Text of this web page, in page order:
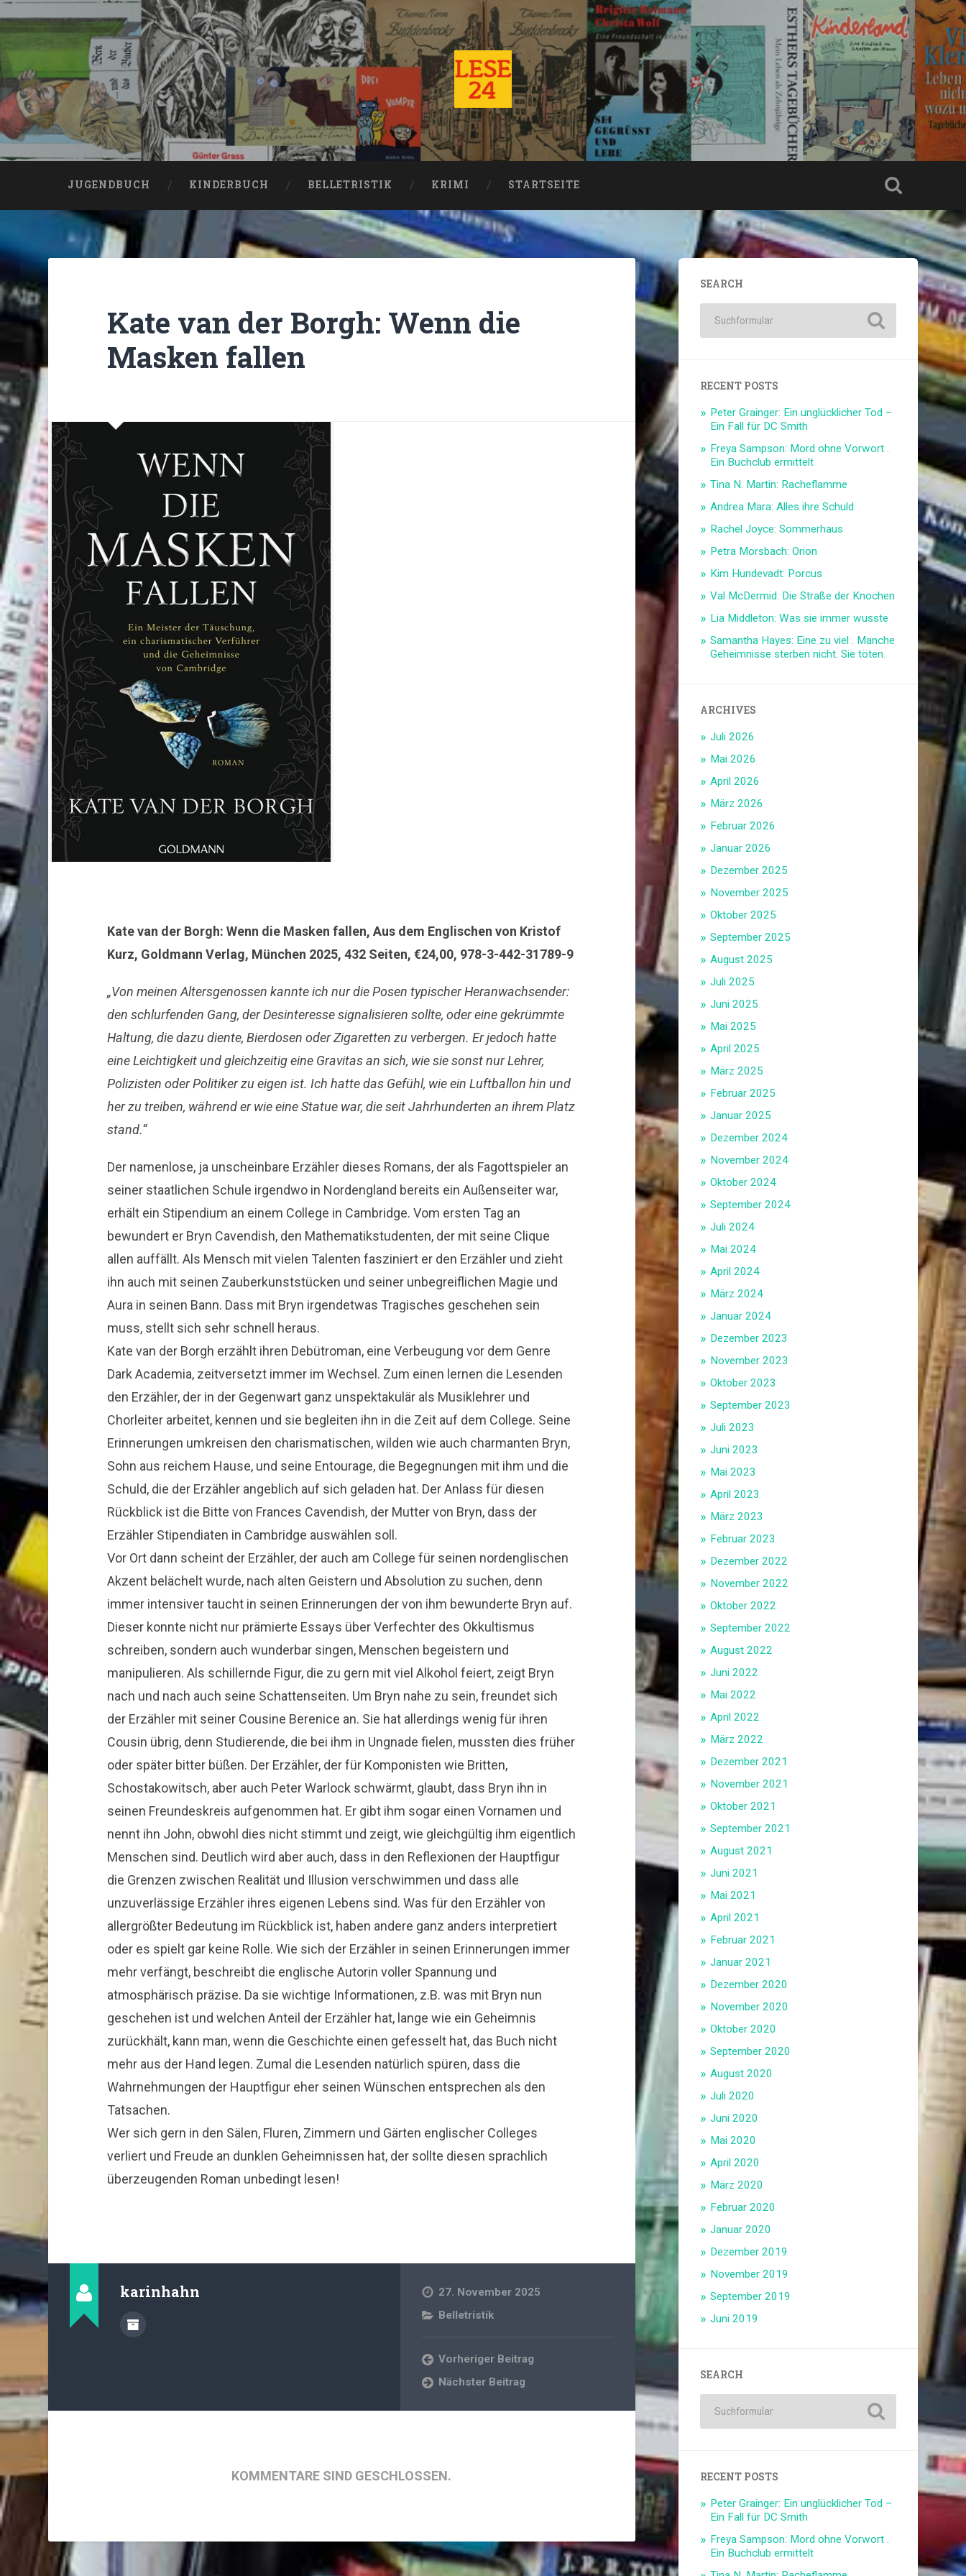
JUGENDBUCH KINDERBUCH BELLETRISTIK KRIMI STARTSEITE
Kate van der Borgh: Wenn die
Masken fallen
Kate van der Borgh: Wenn die Masken fallen, Aus dem Englischen von Kristof
Kurz, Goldmann Verlag, München 2025, 432 Seiten, €24,00, 978-3-442-31789-9
„Von meinen Altersgenossen kannte ich nur die Posen typischer Heranwachsender:
den schlurfenden Gang, der Desinteresse signalisieren sollte, oder eine gekrümmte
Haltung, die dazu diente, Bierdosen oder Zigaretten zu verbergen. Er jedoch hatte
eine Leichtigkeit und gleichzeitig eine Gravitas an sich, wie sie sonst nur Lehrer,
Polizisten oder Politiker zu eigen ist. Ich hatte das Gefühl, wie ein Luftballon hin und
her zu treiben, während er wie eine Statue war, die seit Jahrhunderten an ihrem Platz
stand.“
Der namenlose, ja unscheinbare Erzähler dieses Romans, der als Fagottspieler an
seiner staatlichen Schule irgendwo in Nordengland bereits ein Außenseiter war,
erhält ein Stipendium an einem College in Cambridge. Vom ersten Tag an
bewundert er Bryn Cavendish, den Mathematikstudenten, der mit seine Clique
allen auffällt. Als Mensch mit vielen Talenten fasziniert er den Erzähler und zieht
ihn auch mit seinen Zauberkunststücken und seiner unbegreiflichen Magie und
Aura in seinen Bann. Dass mit Bryn irgendetwas Tragisches geschehen sein
muss, stellt sich sehr schnell heraus.
Kate van der Borgh erzählt ihren Debütroman, eine Verbeugung vor dem Genre
Dark Academia, zeitversetzt immer im Wechsel. Zum einen lernen die Lesenden
den Erzähler, der in der Gegenwart ganz unspektakulär als Musiklehrer und
Chorleiter arbeitet, kennen und sie begleiten ihn in die Zeit auf dem College. Seine
Erinnerungen umkreisen den charismatischen, wilden wie auch charmanten Bryn,
Sohn aus reichem Hause, und seine Entourage, die Begegnungen mit ihm und die
Schuld, die der Erzähler angeblich auf sich geladen hat. Der Anlass für diesen
Rückblick ist die Bitte von Frances Cavendish, der Mutter von Bryn, dass der
Erzähler Stipendiaten in Cambridge auswählen soll.
Vor Ort dann scheint der Erzähler, der auch am College für seinen nordenglischen
Akzent belächelt wurde, nach alten Geistern und Absolution zu suchen, denn
immer intensiver taucht in seinen Erinnerungen der von ihm bewunderte Bryn auf.
Dieser konnte nicht nur prämierte Essays über Verfechter des Okkultismus
schreiben, sondern auch wunderbar singen, Menschen begeistern und
manipulieren. Als schillernde Figur, die zu gern mit viel Alkohol feiert, zeigt Bryn
nach und nach auch seine Schattenseiten. Um Bryn nahe zu sein, freundet sich
der Erzähler mit seiner Cousine Berenice an. Sie hat allerdings wenig für ihren
Cousin übrig, denn Studierende, die bei ihm in Ungnade fielen, mussten dies früher
oder später bitter büßen. Der Erzähler, der für Komponisten wie Britten,
Schostakowitsch, aber auch Peter Warlock schwärmt, glaubt, dass Bryn ihn in
seinen Freundeskreis aufgenommen hat. Er gibt ihm sogar einen Vornamen und
nennt ihn John, obwohl dies nicht stimmt und zeigt, wie gleichgültig ihm eigentlich
Menschen sind. Deutlich wird aber auch, dass in den Reflexionen der Hauptfigur
die Grenzen zwischen Realität und Illusion verschwimmen und dass alle
unzuverlässige Erzähler ihres eigenen Lebens sind. Was für den Erzähler von
allergrößter Bedeutung im Rückblick ist, haben andere ganz anders interpretiert
oder es spielt gar keine Rolle. Wie sich der Erzähler in seinen Erinnerungen immer
mehr verfängt, beschreibt die englische Autorin voller Spannung und
atmosphärisch präzise. Da sie wichtige Informationen, z.B. was mit Bryn nun
geschehen ist und welchen Anteil der Erzähler hat, lange wie ein Geheimnis
zurückhält, kann man, wenn die Geschichte einen gefesselt hat, das Buch nicht
mehr aus der Hand legen. Zumal die Lesenden natürlich spüren, dass die
Wahrnehmungen der Hauptfigur eher seinen Wünschen entsprechen als den
Tatsachen.
Wer sich gern in den Sälen, Fluren, Zimmern und Gärten englischer Colleges
verliert und Freude an dunklen Geheimnissen hat, der sollte diesen sprachlich
überzeugenden Roman unbedingt lesen!
karinhahn
27. November 2025
Belletristik
Vorheriger Beitrag
Nächster Beitrag
KOMMENTARE SIND GESCHLOSSEN.
SEARCH
RECENT POSTS
Peter Grainger: Ein unglücklicher Tod –
Ein Fall für DC Smith
Freya Sampson: Mord ohne Vorwort .
Ein Buchclub ermittelt
Tina N. Martin: Racheflamme
Andrea Mara: Alles ihre Schuld
Rachel Joyce: Sommerhaus
Petra Morsbach: Orion
Kim Hundevadt: Porcus
Val McDermid: Die Straße der Knochen
Lia Middleton: Was sie immer wusste
Samantha Hayes: Eine zu viel . Manche
Geheimnisse sterben nicht. Sie töten.
ARCHIVES
Juli 2026
Mai 2026
April 2026
März 2026
Februar 2026
Januar 2026
Dezember 2025
November 2025
Oktober 2025
September 2025
August 2025
Juli 2025
Juni 2025
Mai 2025
April 2025
März 2025
Februar 2025
Januar 2025
Dezember 2024
November 2024
Oktober 2024
September 2024
Juli 2024
Mai 2024
April 2024
März 2024
Januar 2024
Dezember 2023
November 2023
Oktober 2023
September 2023
Juli 2023
Juni 2023
Mai 2023
April 2023
März 2023
Februar 2023
Dezember 2022
November 2022
Oktober 2022
September 2022
August 2022
Juni 2022
Mai 2022
April 2022
März 2022
Dezember 2021
November 2021
Oktober 2021
September 2021
August 2021
Juni 2021
Mai 2021
April 2021
Februar 2021
Januar 2021
Dezember 2020
November 2020
Oktober 2020
September 2020
August 2020
Juli 2020
Juni 2020
Mai 2020
April 2020
März 2020
Februar 2020
Januar 2020
Dezember 2019
November 2019
September 2019
Juni 2019
SEARCH
RECENT POSTS
Peter Grainger: Ein unglücklicher Tod –
Ein Fall für DC Smith
Freya Sampson: Mord ohne Vorwort .
Ein Buchclub ermittelt